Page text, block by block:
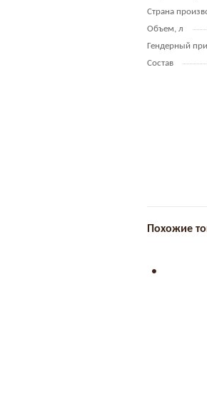
Страна
Объем, л
Гендерный
Состав
Похожие